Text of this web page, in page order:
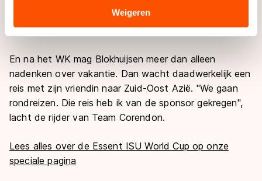
Sommige partners kunnen gegevens doorgeven aan
landen buiten de EU, zoals de VS, waar mogelijk geen
adequaat beschermingsniveau geldt volgens de GDPR.
Door op ‘Toestaan’ te klikken, stemt u in met deze
overdracht. Meer informatie vindt u in ons
Weigeren
ijs, komende week. Ik heb dit seizoen al genoeg focus
opgebracht, lijkt me", stelde hij.
En na het WK mag Blokhuijsen meer dan alleen
nadenken over vakantie. Dan wacht daadwerkelijk een
reis met zijn vriendin naar Zuid-Oost Azië. "We gaan
rondreizen. Die reis heb ik van de sponsor gekregen",
lacht de rijder van Team Corendon.
Lees alles over de Essent ISU World Cup op onze
speciale pagina